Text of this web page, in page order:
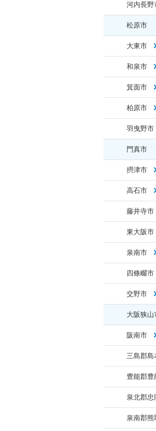
河内長野
松原市
大東市
和泉市
箕面市
柏原市
羽曳野市
門真市
摂津市
高石市
藤井寺市
東大阪市
泉南市
四條畷市
交野市
大阪狭山
阪南市
三島郡島
豊能郡豊
泉北郡忠
泉南郡熊